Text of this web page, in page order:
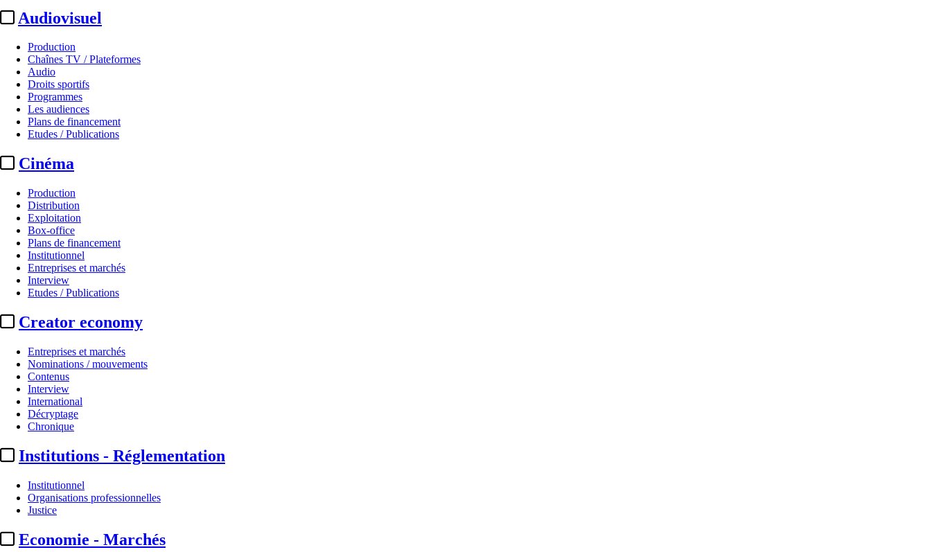
Audiovisuel
Production
Chaînes TV / Plateformes
Audio
Droits sportifs
Programmes
Les audiences
Plans de financement
Etudes / Publications
Cinéma
Production
Distribution
Exploitation
Box-office
Plans de financement
Institutionnel
Entreprises et marchés
Interview
Etudes / Publications
Creator economy
Entreprises et marchés
Nominations / mouvements
Contenus
Interview
International
Décryptage
Chronique
Institutions - Réglementation
Institutionnel
Organisations professionnelles
Justice
Economie - Marchés
Entreprises et marchés
France TV :
Par
Emmanuelle Miquet